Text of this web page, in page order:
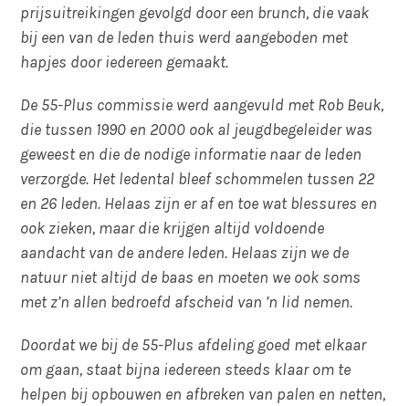
prijsuitreikingen gevolgd door een brunch, die vaak
bij een van de leden thuis werd aangeboden met
hapjes door iedereen gemaakt.
De 55-Plus commissie werd aangevuld met Rob Beuk,
die tussen 1990 en 2000 ook al jeugdbegeleider was
geweest en die de nodige informatie naar de leden
verzorgde. Het ledental bleef schommelen tussen 22
en 26 leden. Helaas zijn er af en toe wat blessures en
ook zieken, maar die krijgen altijd voldoende
aandacht van de andere leden. Helaas zijn we de
natuur niet altijd de baas en moeten we ook soms
met z’n allen bedroefd afscheid van ’n lid nemen.
Doordat we bij de 55-Plus afdeling goed met elkaar
om gaan, staat bijna iedereen steeds klaar om te
helpen bij opbouwen en afbreken van palen en netten,